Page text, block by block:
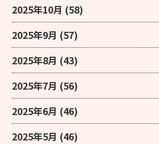
2025年10月 (58)
2025年9月 (57)
2025年8月 (43)
2025年7月 (56)
2025年6月 (46)
2025年5月 (46)